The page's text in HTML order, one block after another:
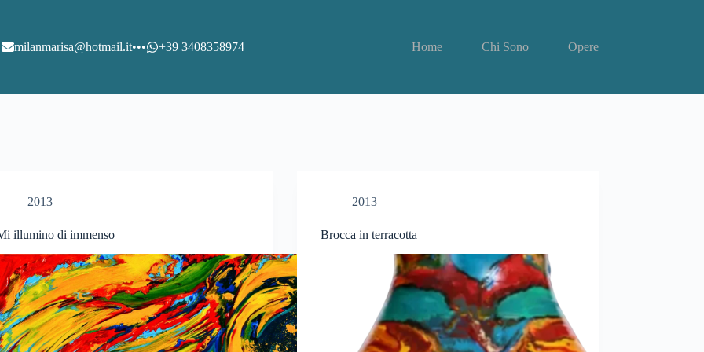
milanmarisa@hotmail.it••• +39 3408358974 Home Chi Sono Opere
2013
illumino di immenso
2013
Brocca in terracotta